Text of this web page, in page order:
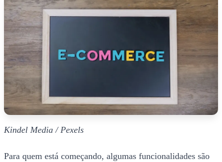
Kindel Media / Pexels
Para quem está começando, algumas funcionalidades são